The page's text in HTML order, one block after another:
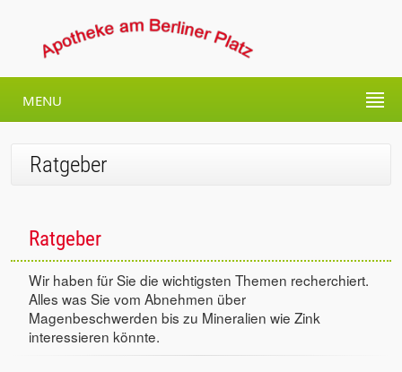
MENU
Ratgeber
Ratgeber
Wir haben für Sie die wichtigsten Themen recherchiert.
Alles was Sie vom Abnehmen über
Magenbeschwerden bis zu Mineralien wie Zink
interessieren könnte.